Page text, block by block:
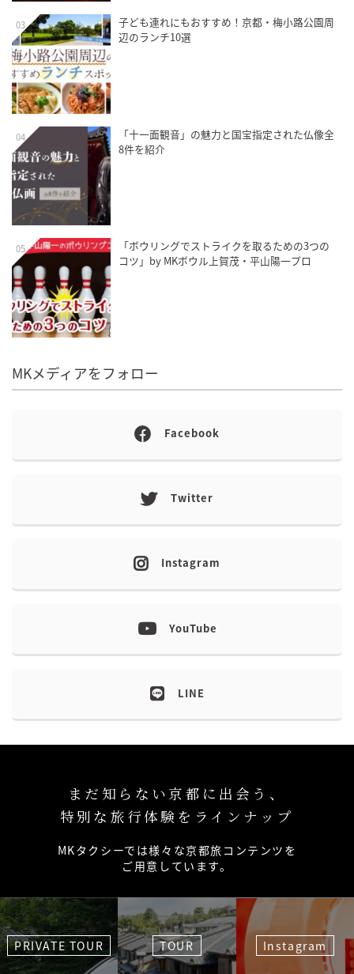
03
子ども連れにもおすすめ！京都・梅小路公園周
辺のランチ10選
04
「十一面観音」の魅力と国宝指定された仏像全
8件を紹介
05
「ボウリングでストライクを取るための3つの
コツ」by MKボウル上賀茂・平山陽一プロ
MKメディアをフォロー
Facebook
Twitter
Instagram
YouTube
LINE
まだ知らない京都に出会う、
特別な旅行体験をラインナップ
MKタクシーでは様々な京都旅コンテンツを
ご用意しています。
PRIVATE TOUR TOUR Instagram